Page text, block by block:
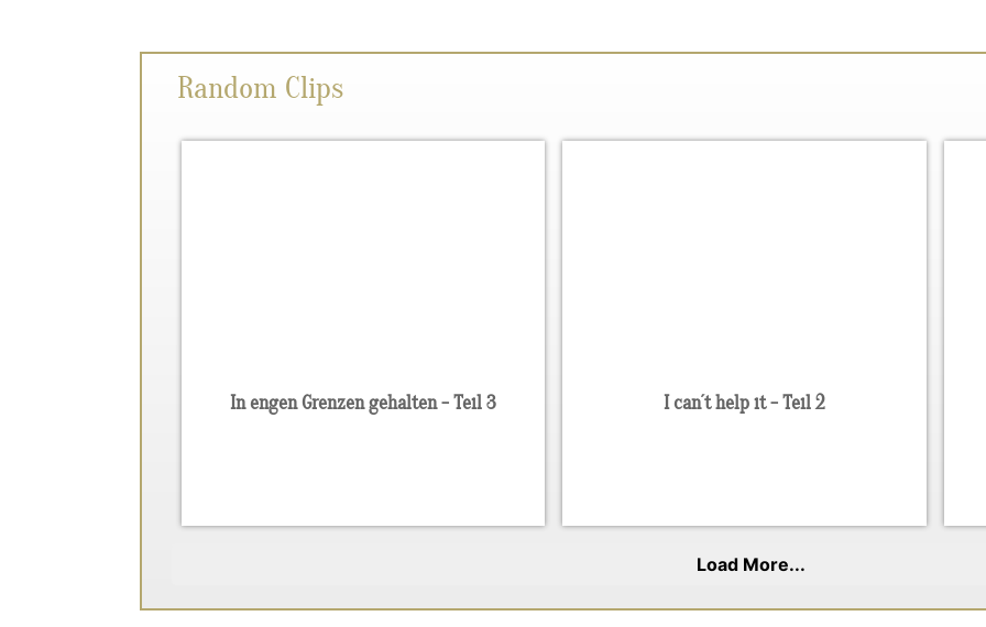
Random Clips
In engen Grenzen gehalten - Teil 3 I can´t help it - Teil 2
Load More...